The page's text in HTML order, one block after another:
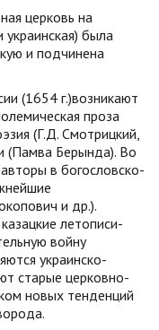
церковь на
была
и подчинена
(1654 г.)возникают
проза
(Г.Д. Смотрицкий,
(Памва Берында). Во
в богословско-
и др.).
летописи-
войну
украинско-
старые церковно-
новых тенденций